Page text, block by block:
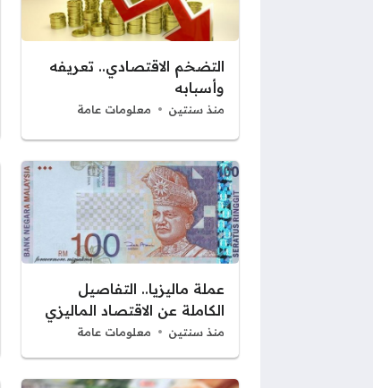
التضخم الاقتصادي.. تعريفه
وأسبابه
منذ سنتين معلومات عامة
عملة ماليزيا.. التفاصيل
الكاملة عن الاقتصاد الماليزي
منذ سنتين معلومات عامة